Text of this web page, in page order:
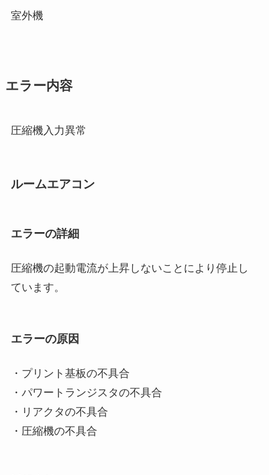
室外機
エラー内容
圧縮機入力異常
ルームエアコン
エラーの詳細
圧縮機の起動電流が上昇しないことにより停止し
ています。
エラーの原因
・プリント基板の不具合
・パワートランジスタの不具合
・リアクタの不具合
・圧縮機の不具合